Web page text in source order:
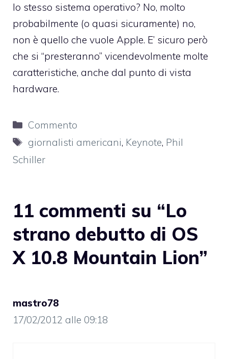
lo stesso sistema operativo? No, molto
probabilmente (o quasi sicuramente) no,
non è quello che vuole Apple. E’ sicuro però
che si “presteranno” vicendevolmente molte
caratteristiche, anche dal punto di vista
hardware.
Categorie
Commento
Tag
giornalisti americani, Keynote, Phil
Schiller
11 commenti su “Lo
strano debutto di OS
X 10.8 Mountain Lion”
mastro78
17/02/2012 alle 09:18